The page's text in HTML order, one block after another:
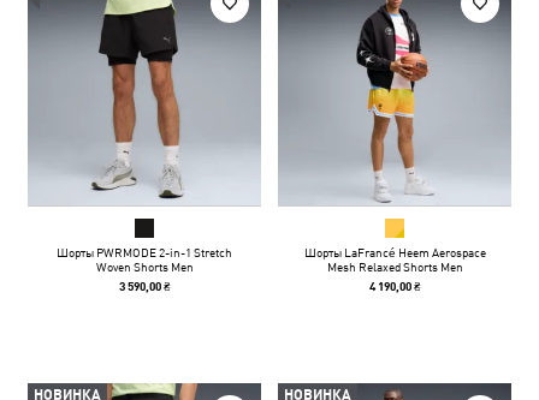
Шорты PWRMODE 2-in-1 Stretch
Woven Shorts Men
3 590,00 ₴
Шорты LaFrancé Heem Aerospace
Mesh Relaxed Shorts Men
4 190,00 ₴
НОВИНКА НОВИНКА